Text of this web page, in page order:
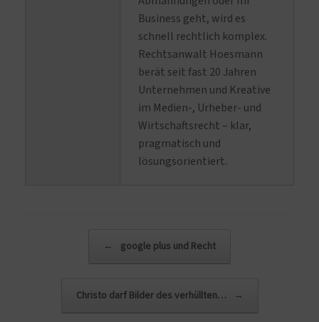
Business geht, wird es
schnell rechtlich komplex.
Rechtsanwalt Hoesmann
berät seit fast 20 Jahren
Unternehmen und Kreative
im Medien-, Urheber- und
Wirtschaftsrecht – klar,
pragmatisch und
lösungsorientiert.
← google plus und Recht
Christo darf Bilder des verhüllten… →